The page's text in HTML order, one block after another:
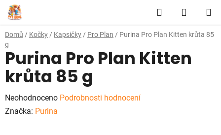
Přejít
na
obsah
Hledat
KOŠÍK
Domů / Kočky / Kapsičky / Pro Plan / Purina Pro Plan Kitten krůta 85
g
Purina Pro Plan Kitten
krůta 85 g
Průměrné
hodnocení
Neohodnoceno Podrobnosti hodnocení
Značka: Purina